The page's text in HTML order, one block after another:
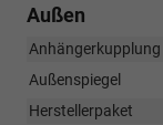
Außen
Anhängerkupplung
Außenspiegel
Herstellerpaket